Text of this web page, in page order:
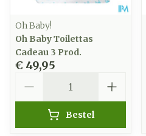
Oh Baby!
Oh Baby Toilettas
Cadeau 3 Prod.
€ 49,95
Bestel